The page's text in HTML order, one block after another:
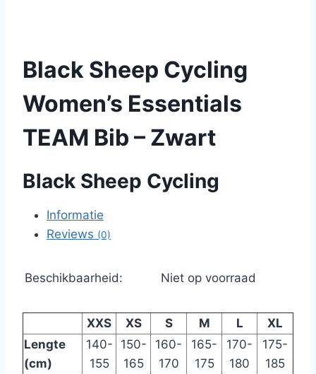
Black Sheep Cycling
Women’s Essentials
TEAM Bib – Zwart
Black Sheep Cycling
Informatie
Reviews (0)
Beschikbaarheid: Niet op voorraad
XXS XS S M L
XL
Lengte
(cm)
140-
155
150-
165
160-
170
165-
175
170-
180
175-
185